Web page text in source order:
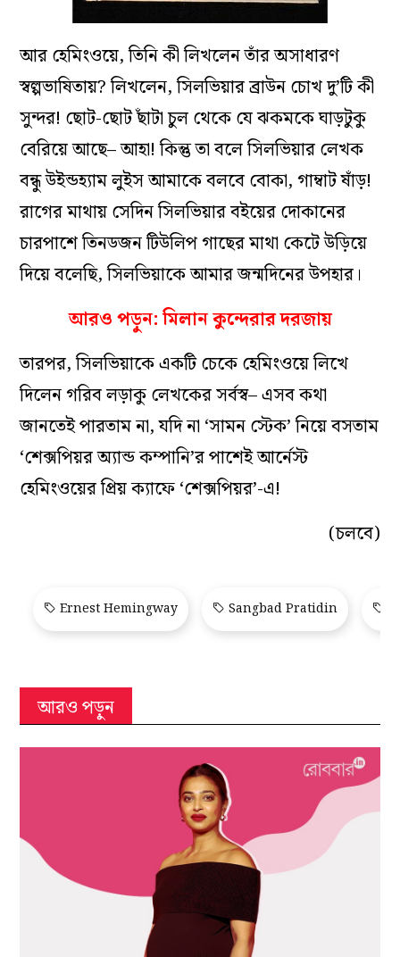
আর হেমিংওয়ে, তিনি কী লিখলেন তাঁর অসাধারণ
স্বল্পভাষিতায়? লিখলেন, সিলভিয়ার ব্রাউন চোখ দু’টি কী
সুন্দর! ছোট-ছোট ছাঁটা চুল থেকে যে ঝকমকে ঘাড়টুকু
বেরিয়ে আছে– আহা! কিন্তু তা বলে সিলভিয়ার লেখক
বন্ধু উইন্ডহ‌্যাম লুইস আমাকে বলবে বোকা, গাম্বাট ষাঁড়!
রাগের মাথায় সেদিন সিলভিয়ার বইয়ের দোকানের
চারপাশে তিনডজন টিউলিপ গাছের মাথা কেটে উড়িয়ে
দিয়ে বলেছি, সিলভিয়াকে আমার জন্মদিনের উপহার।
আরও পড়ুন:মিলান কুন্দেরার দরজায়
তারপর, সিলভিয়াকে একটি চেকে হেমিংওয়ে লিখে
দিলেন গরিব লড়াকু লেখকের সর্বস্ব– এসব কথা
জানতেই পারতাম না, যদি না ‘সামন স্টেক’ নিয়ে বসতাম
‘শেক্সপিয়র অ‌্যান্ড কম্পানি’র পাশেই আর্নেস্ট
হেমিংওয়ের প্রিয় ক‌্যাফে ‘শেক্সপিয়র’-এ!
(চলবে)
Ernest Hemingway Sangbad Pratidin
আরও পড়ুন